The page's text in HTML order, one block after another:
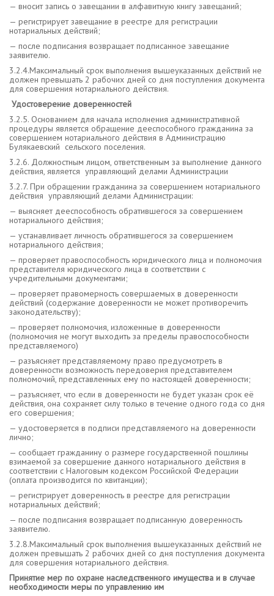
— вносит запись о завещании в алфавитную книгу завещаний;
— регистрирует завещание в реестре для регистрации
нотариальных действий;
— после подписания возвращает подписанное завещание
заявителю.
3.2.4.Максимальный срок выполнения вышеуказанных действий не
должен превышать 2 рабочих дней со дня поступления документа
для совершения нотариального действия.
Удостоверение доверенностей
3.2.5. Основанием для начала исполнения административной
процедуры является обращение дееспособного гражданина за
совершением нотариального действия в Администрацию
Булякаевский сельского поселения.
3.2.6. Должностным лицом, ответственным за выполнение данного
действия, является управляющий делами Администрации
3.2.7. При обращении гражданина за совершением нотариального
действия управляющий делами Администрации:
— выясняет дееспособность обратившегося за совершением
нотариального действия;
— устанавливает личность обратившегося за совершением
нотариального действия;
— проверяет правоспособность юридического лица и полномочия
представителя юридического лица в соответствии с
учредительными документами;
— проверяет правомерность совершаемых в доверенности
действий (содержание доверенности не может противоречить
законодательству);
— проверяет полномочия, изложенные в доверенности
(полномочия не могут выходить за пределы правоспособности
представляемого)
— разъясняет представляемому право предусмотреть в
доверенности возможность передоверия представителем
полномочий, представленных ему по настоящей доверенности;
— разъясняет, что если в доверенности не будет указан срок её
действия, она сохраняет силу только в течение одного года со дня
его совершения;
— удостоверяется в подписи представляемого на доверенности
лично;
— сообщает гражданину о размере государственной пошлины
взимаемой за совершение данного нотариального действия в
соответствии с Налоговым кодексом Российской Федерации
(оплата производится по квитанции);
— регистрирует доверенность в реестре для регистрации
нотариальных действий;
— после подписания возвращает подписанную доверенность
заявителю.
3.2.8.Максимальный срок выполнения вышеуказанных действий не
должен превышать 2 рабочих дней со дня поступления документа
для совершения нотариального действия.
Принятие мер по охране наследственного имущества и в случае
необходимости меры по управлению им